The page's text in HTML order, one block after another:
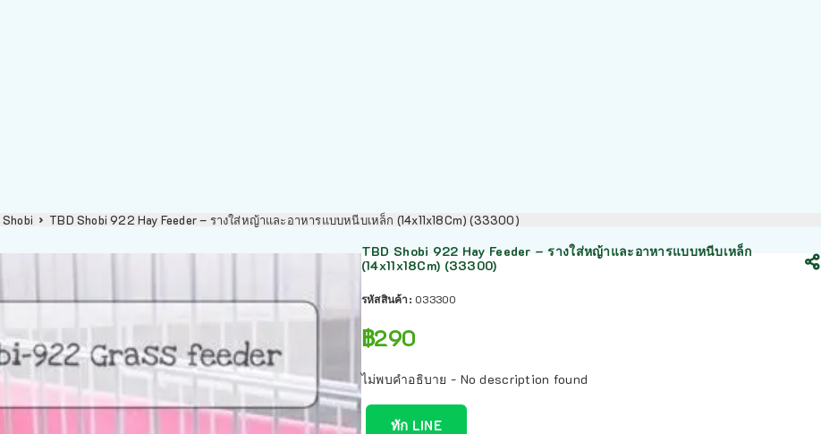
Shobi TBD Shobi 922 Hay Feeder – รางใส่หญ้าและอาหารแบบหนีบเหล็ก (14x11x18Cm) (33300)
TBD Shobi 922 Hay Feeder – รางใส่หญ้าและอาหารแบบหนีบเหล็ก
(14x11x18Cm) (33300)
รหัสสินค้า: 033300
฿290
ไม่พบคำอธิบาย - No description found
ทัก LINE